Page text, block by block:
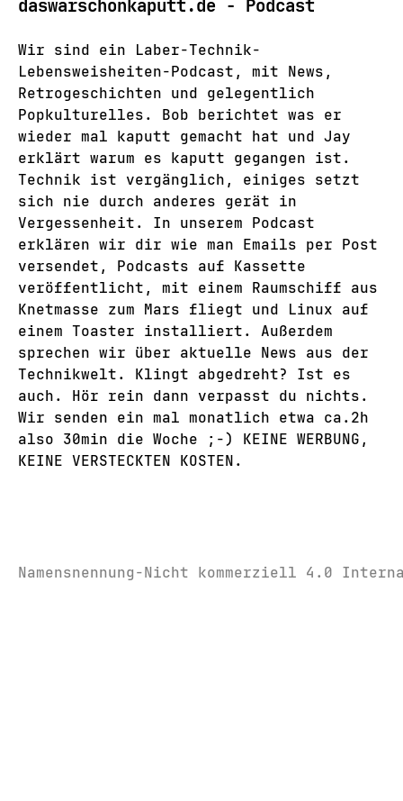
daswarschonkaputt.de - Podcast
Wir sind ein Laber-Technik-
Lebensweisheiten-Podcast, mit News,
Retrogeschichten und gelegentlich
Popkulturelles. Bob berichtet was er
wieder mal kaputt gemacht hat und Jay
erklärt warum es kaputt gegangen ist.
Technik ist vergänglich, einiges setzt
sich nie durch anderes gerät in
Vergessenheit. In unserem Podcast
erklären wir dir wie man Emails per Post
versendet, Podcasts auf Kassette
veröffentlicht, mit einem Raumschiff aus
Knetmasse zum Mars fliegt und Linux auf
einem Toaster installiert. Außerdem
sprechen wir über aktuelle News aus der
Technikwelt. Klingt abgedreht? Ist es
auch. Hör rein dann verpasst du nichts.
Wir senden ein mal monatlich etwa ca.2h
also 30min die Woche ;-) KEINE WERBUNG,
KEINE VERSTECKTEN KOSTEN.
Namensnennung-Nicht kommerziell 4.0